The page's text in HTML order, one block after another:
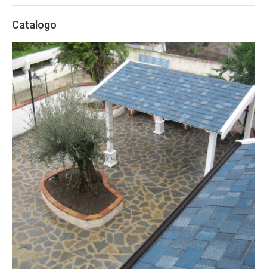
Catalogo
Lavori in Pietra
Progetti in pietra, muratura, fontane, la
pavimentazione, i rivestimenti, stabilità bellezza
praticità.